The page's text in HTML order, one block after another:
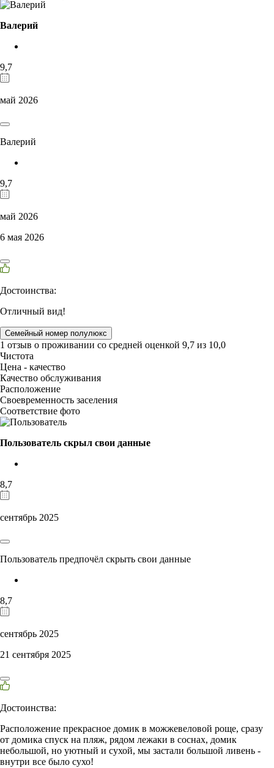
Валерий
9,7
май 2026
Валерий
9,7
май 2026
6 мая 2026
Достоинства:
Отличный вид!
Семейный номер полулюкс
1 отзыв о проживании со средней оценкой 9,7 из 10,0
Чистота
Цена - качество
Качество обслуживания
Расположение
Своевременность заселения
Соответствие фото
Пользователь скрыл свои данные
8,7
сентябрь 2025
Пользователь предпочёл скрыть свои данные
8,7
сентябрь 2025
21 сентября 2025
Достоинства:
Расположение прекрасное домик в можжевеловой роще, сразу
от домика спуск на пляж, рядом лежаки в соснах, домик
небольшой, но уютный и сухой, мы застали большой ливень -
внутри все было сухо!